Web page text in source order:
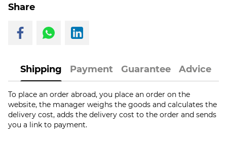
Share
Shipping Payment Guarantee Advice
To place an order abroad, you place an order on the
website, the manager weighs the goods and calculates the
delivery cost, adds the delivery cost to the order and sends
you a link to payment.